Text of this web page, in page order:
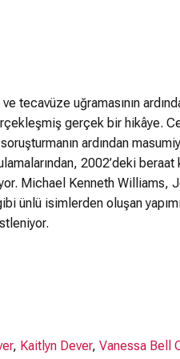
tecavüze uğramasının
gerçek bir hikâye.
ardından
2002’deki beraat
Michael Kenneth Williams,
ünlü isimlerden oluşan
, Kaitlyn Dever, Vanessa Bell